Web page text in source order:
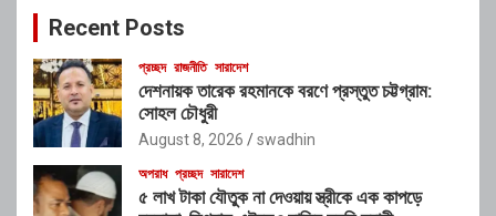
Recent Posts
প্রচ্ছদ রাজনীতি সারাদেশ
দেশনায়ক তারেক রহমানকে বরণে প্রস্তুত চট্টগ্রাম:
সোহল চৌধুরী
August 8, 2026 swadhin
অপরাধ প্রচ্ছদ সারাদেশ
৫ লাখ টাকা যৌতুক না দেওয়ায় স্ত্রীকে এক কাপড়ে